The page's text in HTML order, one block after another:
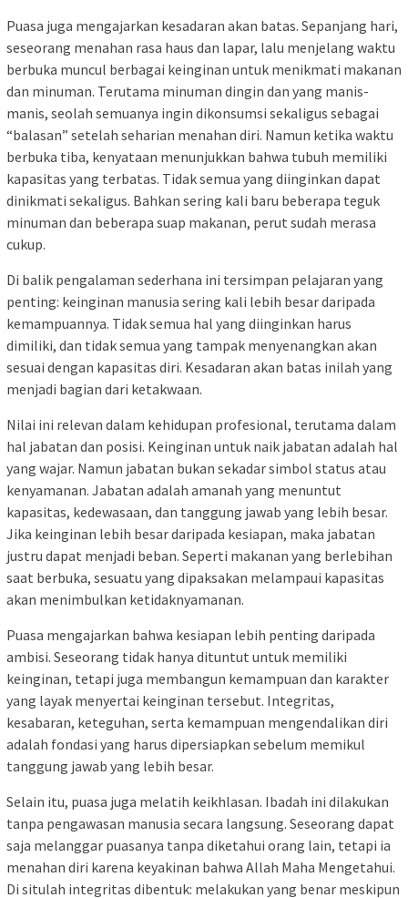
Puasa juga mengajarkan kesadaran akan batas. Sepanjang hari,
seseorang menahan rasa haus dan lapar, lalu menjelang waktu
berbuka muncul berbagai keinginan untuk menikmati makanan
dan minuman. Terutama minuman dingin dan yang manis-
manis, seolah semuanya ingin dikonsumsi sekaligus sebagai
“balasan” setelah seharian menahan diri. Namun ketika waktu
berbuka tiba, kenyataan menunjukkan bahwa tubuh memiliki
kapasitas yang terbatas. Tidak semua yang diinginkan dapat
dinikmati sekaligus. Bahkan sering kali baru beberapa teguk
minuman dan beberapa suap makanan, perut sudah merasa
cukup.
Di balik pengalaman sederhana ini tersimpan pelajaran yang
penting: keinginan manusia sering kali lebih besar daripada
kemampuannya. Tidak semua hal yang diinginkan harus
dimiliki, dan tidak semua yang tampak menyenangkan akan
sesuai dengan kapasitas diri. Kesadaran akan batas inilah yang
menjadi bagian dari ketakwaan.
Nilai ini relevan dalam kehidupan profesional, terutama dalam
hal jabatan dan posisi. Keinginan untuk naik jabatan adalah hal
yang wajar. Namun jabatan bukan sekadar simbol status atau
kenyamanan. Jabatan adalah amanah yang menuntut
kapasitas, kedewasaan, dan tanggung jawab yang lebih besar.
Jika keinginan lebih besar daripada kesiapan, maka jabatan
justru dapat menjadi beban. Seperti makanan yang berlebihan
saat berbuka, sesuatu yang dipaksakan melampaui kapasitas
akan menimbulkan ketidaknyamanan.
Puasa mengajarkan bahwa kesiapan lebih penting daripada
ambisi. Seseorang tidak hanya dituntut untuk memiliki
keinginan, tetapi juga membangun kemampuan dan karakter
yang layak menyertai keinginan tersebut. Integritas,
kesabaran, keteguhan, serta kemampuan mengendalikan diri
adalah fondasi yang harus dipersiapkan sebelum memikul
tanggung jawab yang lebih besar.
Selain itu, puasa juga melatih keikhlasan. Ibadah ini dilakukan
tanpa pengawasan manusia secara langsung. Seseorang dapat
saja melanggar puasanya tanpa diketahui orang lain, tetapi ia
menahan diri karena keyakinan bahwa Allah Maha Mengetahui.
Di situlah integritas dibentuk: melakukan yang benar meskipun